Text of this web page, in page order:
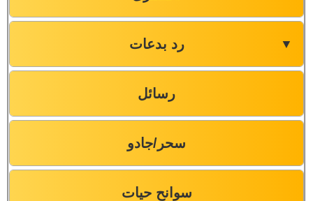
رد بدعات ▼
رسائل
سحر/جادو
سوانح حیات